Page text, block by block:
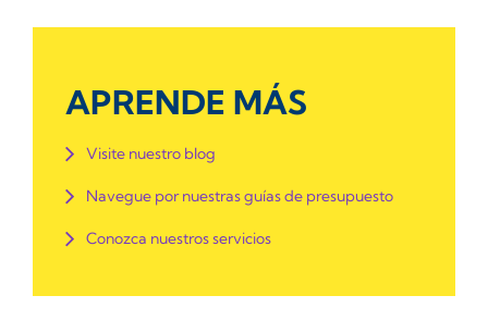
APRENDE MÁS
Visite nuestro blog
Navegue por nuestras guías de presupuesto
Conozca nuestros servicios